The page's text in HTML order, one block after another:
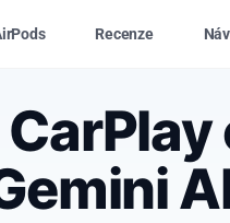
Recenze